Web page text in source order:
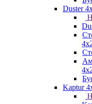
Duster
Kaptur